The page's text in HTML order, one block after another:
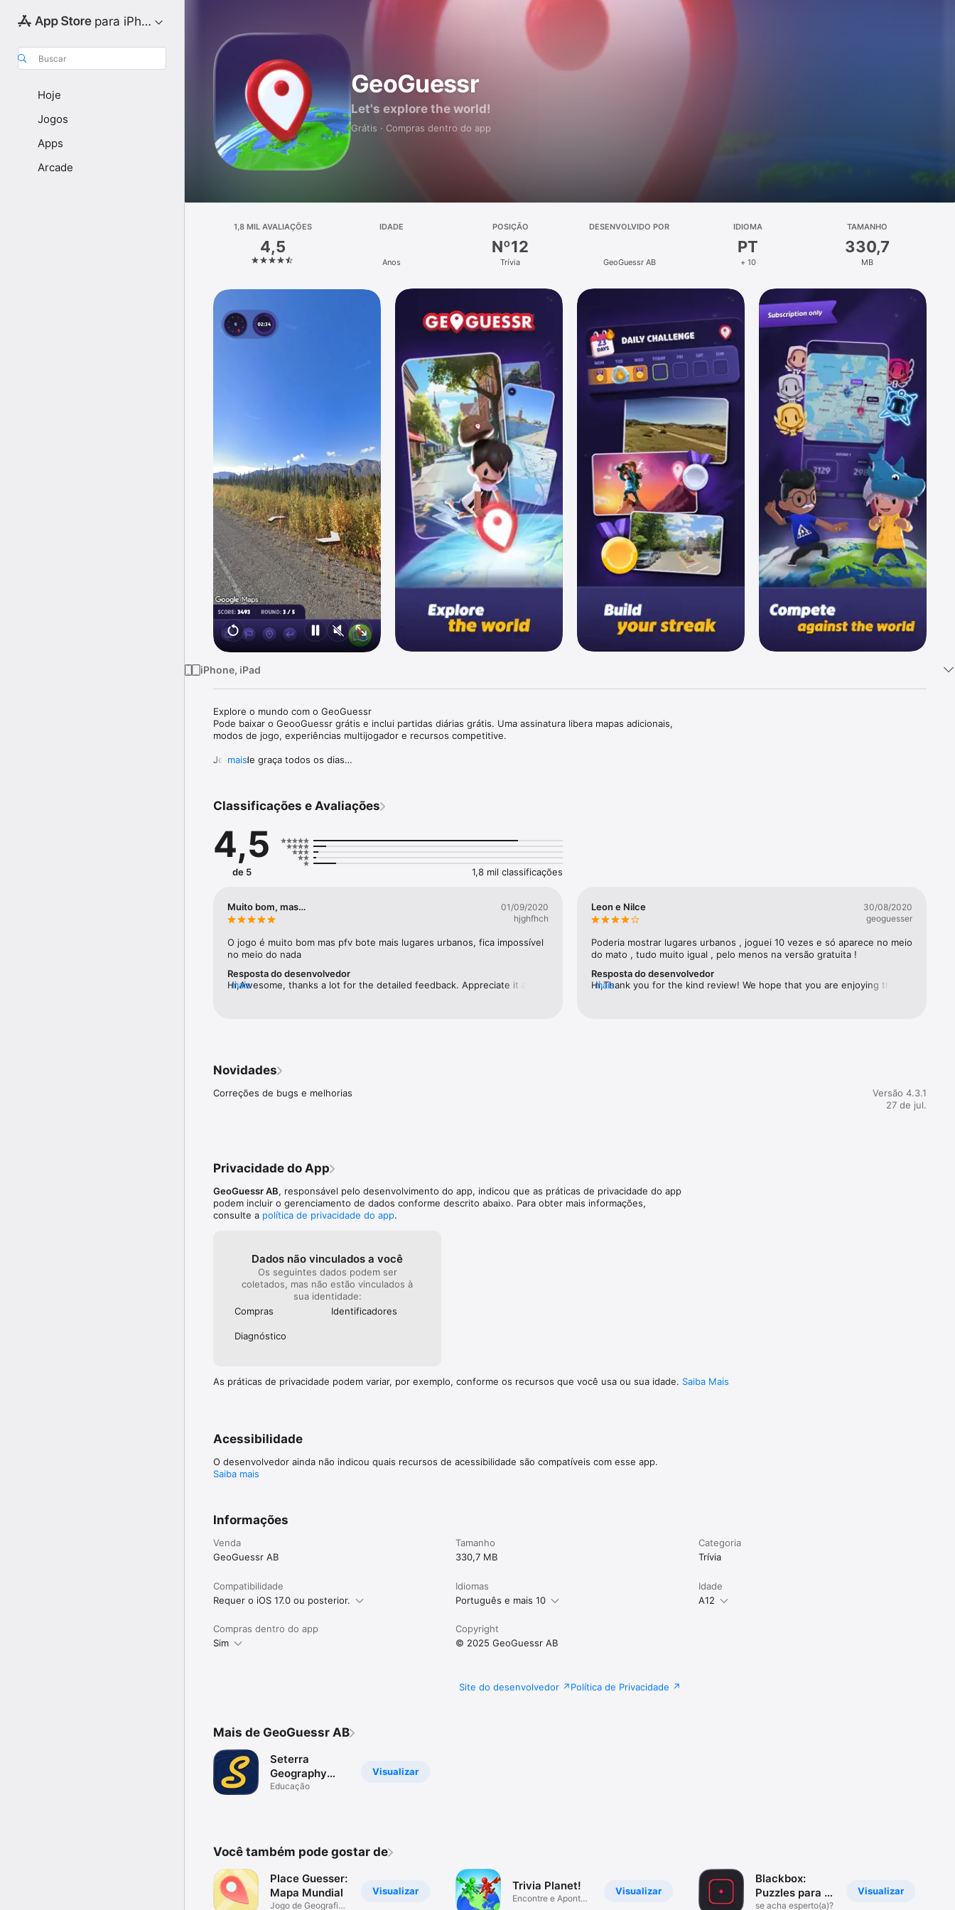
para iPhone
Buscar
Hoje
Jogos
Apps
Arcade
GeoGuessr
Let's explore the world!
Grátis · Compras dentro do app
1,8 MIL AVALIAÇÕES
4,5
IDADE
Anos
POSIÇÃO
Nº12
Trívia
DESENVOLVIDO POR
GeoGuessr AB
IDIOMA
PT
+ 10
TAMANHO
330,7
MB
iPhone, iPad
Explore o mundo com o GeoGuessr
Pode baixar o GeooGuessr grátis e inclui partidas diárias grátis. Uma assinatura libera mapas adicionais,
modos de jogo, experiências multijogador e recursos competitive.
Jogue de graça todos os dias
Descubra o mundo um palpite de cada vez
está.
Compita contra o mundo
Jogue Duels e Battle Royale, suba no ranking e desafie jogadores de todo o mundo com uma assinatura
Aprenda enquanto joga
Explore desde pontos turísticos famosos até estradas escondidas e aprimore seus conhecimentos de
Jogue em qualquer lugar
Expresse-se
TERMOS DE UTILIZAÇÃO: https://www.geoguessr.com/terms
APOIO AO CLIENTEE: https://geoguessr.com/support
mais
Classificações e Avaliações
4,5
de 5 1,8 mil classificações
Muito bom, mas…
01/09/2020
hjghfhch
O jogo é muito bom mas pfv bote mais lugares urbanos, fica impossível
no meio do nada
Resposta do desenvolvedor
Hi,Awesome, thanks a lot for the detailed feedback. Appreciate it a lot!
mais
Leon e Nilce
30/08/2020
geoguesser
Poderia mostrar lugares urbanos , joguei 10 vezes e só aparece no meio
do mato , tudo muito igual , pelo menos na versão gratuita !
Resposta do desenvolvedor
Hi,Thank you for the kind review! We hope that you are enjoying the
mais
Novidades
Correções de bugs e melhorias
Versão 4.3.1
27 de jul.
Privacidade do App
GeoGuessr AB, responsável pelo desenvolvimento do app, indicou que as práticas de privacidade do app
podem incluir o gerenciamento de dados conforme descrito abaixo. Para obter mais informações,
consulte a política de privacidade do app.
Dados não vinculados a você
Os seguintes dados podem ser
coletados, mas não estão vinculados à
sua identidade:
Compras
Identificado­res
Diagnóstico
As práticas de privacidade podem variar, por exemplo, conforme os recursos que você usa ou sua idade. Saiba Mais
Acessibilidade
O desenvolvedor ainda não indicou quais recursos de acessibilidade são compatíveis com esse app.
Saiba mais
Informações
Venda
GeoGuessr AB
Tamanho
330,7 MB
Categoria
Trívia
Compatibilidade
Requer o iOS 17.0 ou posterior.
Idiomas
Português e mais 10
Idade
A12
Compras dentro do app
Sim
Copyright
© 2025 GeoGuessr AB
Site do desenvolvedor Política de Privacidade
Mais de GeoGuessr AB
Visualizar
Seterra
Geography
(full)
Educação
Você também pode gostar de
Visualizar
Place Guesser:
Mapa Mundial
Jogo de Geografia
Visualizar
Trivia Planet!
Encontre e Aponte
Visualizar
Blackbox:
Puzzles para a
mente
se acha esperto(a)?